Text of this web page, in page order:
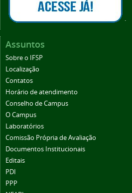
.
Assuntos
Sobre o IFSP
Localização
Contatos
Horário de atendimento
Conselho de Campus
O Campus
Laboratórios
Comissão Própria de Avaliação
Documentos Institucionais
Editais
PDI
PPP